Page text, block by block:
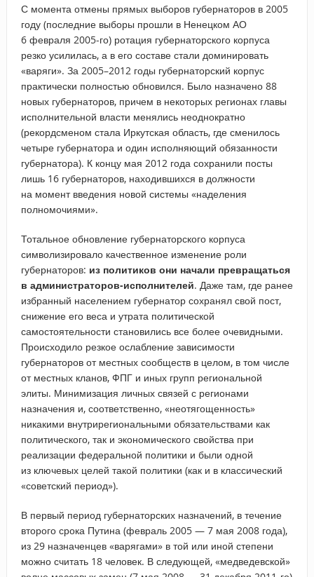
С момента отмены прямых выборов губернаторов в 2005
году (последние выборы прошли в Ненецком АО
6 февраля 2005-го) ротация губернаторского корпуса
резко усилилась, а в его составе стали доминировать
«варяги». За 2005–2012 годы губернаторский корпус
практически полностью обновился. Было назначено 88
новых губернаторов, причем в некоторых регионах главы
исполнительной власти менялись неоднократно
(рекордсменом стала Иркутская область, где сменилось
четыре губернатора и один исполняющий обязанности
губернатора). К концу мая 2012 года сохранили посты
лишь 16 губернаторов, находившихся в должности
на момент введения новой системы «наделения
полномочиями».
Тотальное обновление губернаторского корпуса
символизировало качественное изменение роли
губернаторов: из политиков они начали превращаться
в администраторов-исполнителей. Даже там, где ранее
избранный населением губернатор сохранял свой пост,
снижение его веса и утрата политической
самостоятельности становились все более очевидными.
Происходило резкое ослабление зависимости
губернаторов от местных сообществ в целом, в том числе
от местных кланов, ФПГ и иных групп региональной
элиты. Минимизация личных связей с регионами
назначения и, соответственно, «неотягощенность»
никакими внутрирегиональными обязательствами как
политического, так и экономического свойства при
реализации федеральной политики и были одной
из ключевых целей такой политики (как и в классический
«советский период»).
В первый период губернаторских назначений, в течение
второго срока Путина (февраль 2005 — 7 мая 2008 года),
из 29 назначенцев «варягами» в той или иной степени
можно считать 18 человек. В следующей, «медведевской»